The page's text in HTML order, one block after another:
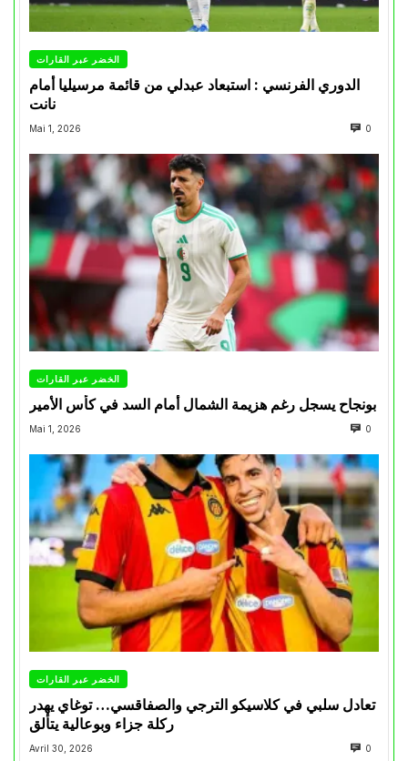
الخضر عبر القارات
الدوري الفرنسي : استبعاد عبدلي من قائمة مرسيليا أمام
نانت
Mai 1, 2026 0
الخضر عبر القارات
بونجاح يسجل رغم هزيمة الشمال أمام السد في كأس الأمير
Mai 1, 2026 0
الخضر عبر القارات
تعادل سلبي في كلاسيكو الترجي والصفاقسي… توغاي يهدر
ركلة جزاء وبوعالية يتألق
Avril 30, 2026 0